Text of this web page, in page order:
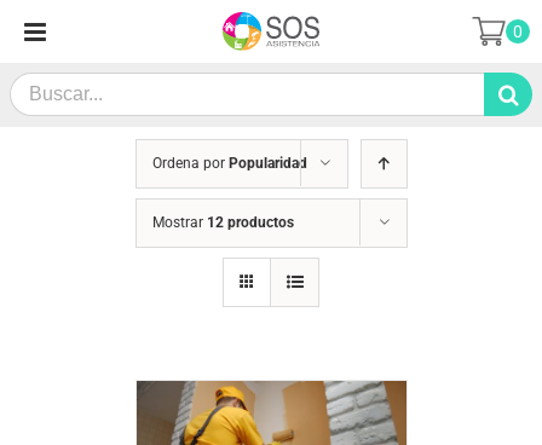
contenido
Search
for:
0
Ordena por Popularidad
Mostrar 12 productos